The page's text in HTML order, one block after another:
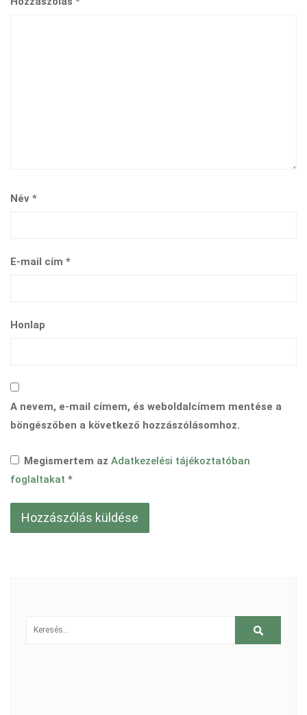
Név *
E-mail cím *
Honlap
A nevem, e-mail címem, és weboldalcímem mentése a
böngészőben a következő hozzászólásomhoz.
Megismertem az Adatkezelési tájékoztatóban
foglaltakat *